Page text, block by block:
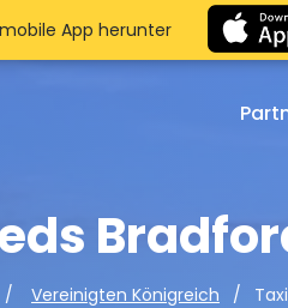
Vereinigten Königreich
App herunter